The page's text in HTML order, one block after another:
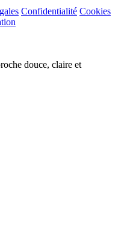
Confidentialité Cookies
douce, claire et